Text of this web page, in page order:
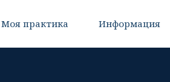
Моя практика Информация